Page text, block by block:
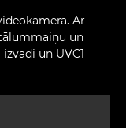
Ar
un
un UVC1